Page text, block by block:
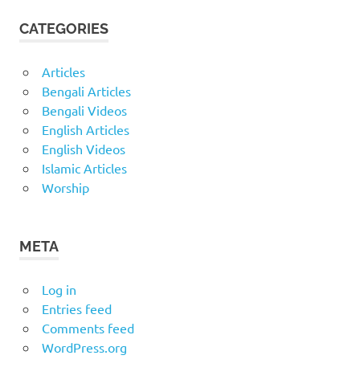
CATEGORIES
Articles
Bengali Articles
Bengali Videos
English Articles
English Videos
Islamic Articles
Worship
META
Log in
Entries feed
Comments feed
WordPress.org